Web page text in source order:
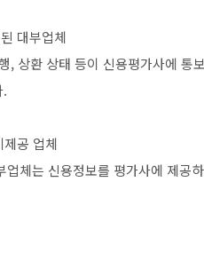
대부업체
, 상환 상태 등이 신용평가사에 통
.
제공 업체
업체는 신용정보를 평가사에 제공